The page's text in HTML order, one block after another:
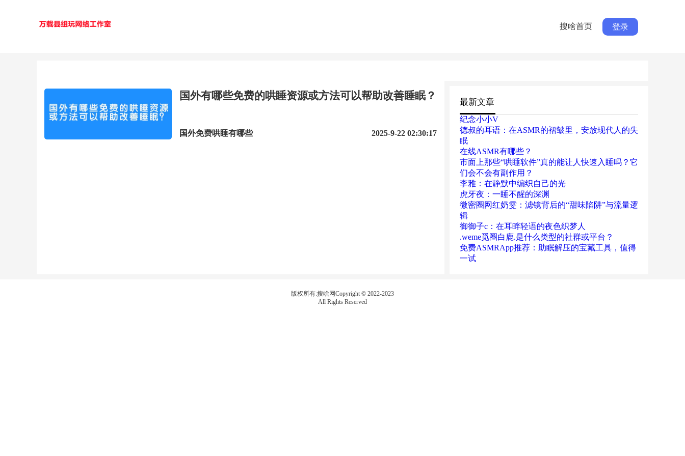
搜啥首页 登录
国外有哪些免费的哄睡资源或方法可以帮助改善睡眠？
国外免费哄睡有哪些 2025-9-22 02:30:17
最新文章
纪念小小V
德叔的耳语：在ASMR的褶皱里，安放现代人的失
眠
在线ASMR有哪些？
市面上那些“哄睡软件”真的能让人快速入睡吗？它
们会不会有副作用？
李雅：在静默中编织自己的光
虎牙夜：一睡不醒的深渊
微密圈网红奶雯：滤镜背后的“甜味陷阱”与流量逻
辑
御御子c：在耳畔轻语的夜色织梦人
.weme觅圈白鹿.是什么类型的社群或平台？
免费ASMRApp推荐：助眠解压的宝藏工具，值得
一试
版权所有:搜啥网Copyright © 2022-2023
All Rights Reserved